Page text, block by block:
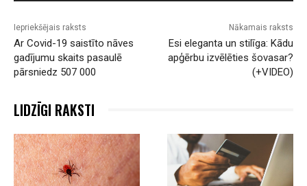
Iepriekšējais raksts
Ar Covid-19 saistīto nāves
gadījumu skaits pasaulē
pārsniedz 507 000
Nākamais raksts
Esi eleganta un stilīga: Kādu
apģērbu izvēlēties šovasar?
(+VIDEO)
LIDZĪGI RAKSTI